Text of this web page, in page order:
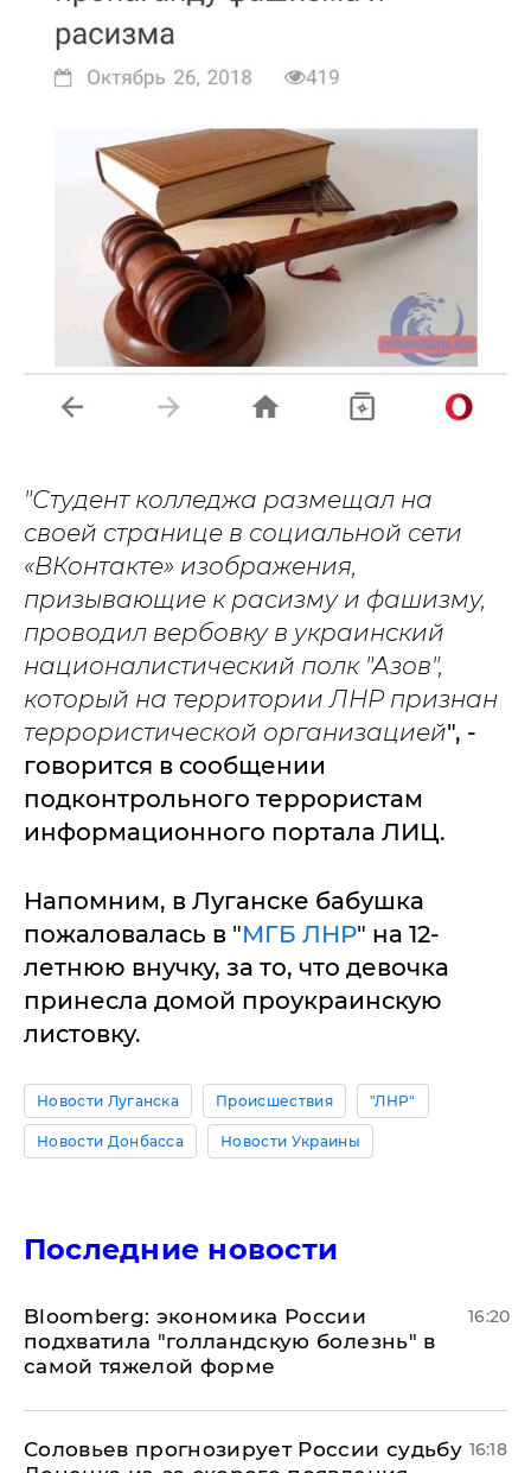
"Студент колледжа размещал на
своей странице в социальной сети
«ВКонтакте» изображения,
призывающие к расизму и фашизму,
проводил вербовку в украинский
националистический полк "Азов",
который на территории ЛНР признан
террористической организацией", -
говорится в сообщении
подконтрольного террористам
информационного портала ЛИЦ.
Напомним, в Луганске бабушка
пожаловалась в "МГБ ЛНР" на 12-
летнюю внучку, за то, что девочка
принесла домой проукраинскую
листовку.
Новости Луганска Происшествия "ЛНР"
Новости Донбасса Новости Украины
Последние новости
Bloomberg: экономика России
подхватила "голландскую болезнь" в
самой тяжелой форме
16:20
Соловьев прогнозирует России судьбу 16:18